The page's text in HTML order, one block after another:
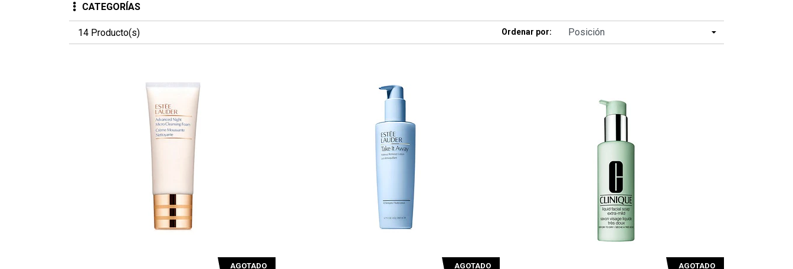
CATEGORÍAS
14 Producto(s) Ordenar por:
AGOTADO AGOTADO AGOTADO